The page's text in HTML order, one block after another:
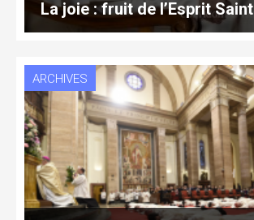
La joie : fruit de l’Esprit Saint
ARCHIVES